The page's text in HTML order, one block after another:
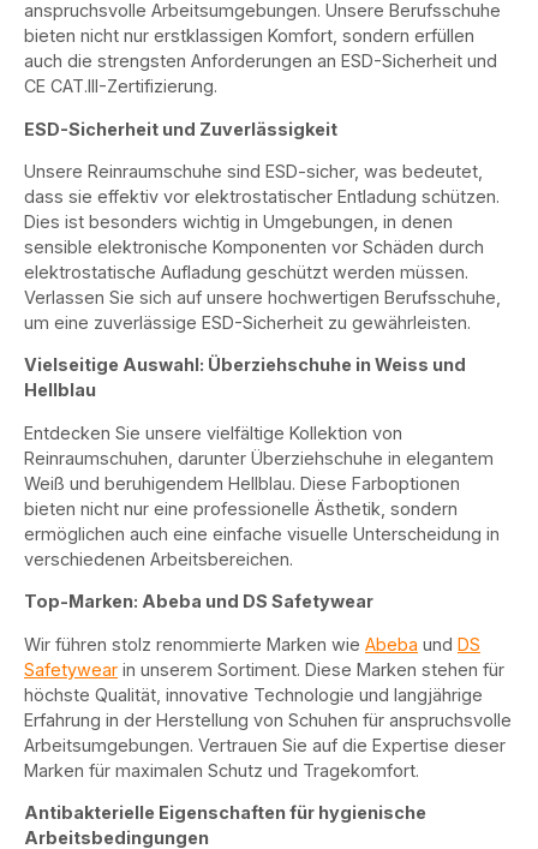
anspruchsvolle Arbeitsumgebungen. Unsere Berufsschuhe
bieten nicht nur erstklassigen Komfort, sondern erfüllen
auch die strengsten Anforderungen an ESD-Sicherheit und
CE CAT.III-Zertifizierung.
ESD-Sicherheit und Zuverlässigkeit
Unsere Reinraumschuhe sind ESD-sicher, was bedeutet,
dass sie effektiv vor elektrostatischer Entladung schützen.
Dies ist besonders wichtig in Umgebungen, in denen
sensible elektronische Komponenten vor Schäden durch
elektrostatische Aufladung geschützt werden müssen.
Verlassen Sie sich auf unsere hochwertigen Berufsschuhe,
um eine zuverlässige ESD-Sicherheit zu gewährleisten.
Vielseitige Auswahl: Überziehschuhe in Weiss und
Hellblau
Entdecken Sie unsere vielfältige Kollektion von
Reinraumschuhen, darunter Überziehschuhe in elegantem
Weiß und beruhigendem Hellblau. Diese Farboptionen
bieten nicht nur eine professionelle Ästhetik, sondern
ermöglichen auch eine einfache visuelle Unterscheidung in
verschiedenen Arbeitsbereichen.
Top-Marken: Abeba und DS Safetywear
Wir führen stolz renommierte Marken wie Abeba und DS
Safetywear in unserem Sortiment. Diese Marken stehen für
höchste Qualität, innovative Technologie und langjährige
Erfahrung in der Herstellung von Schuhen für anspruchsvolle
Arbeitsumgebungen. Vertrauen Sie auf die Expertise dieser
Marken für maximalen Schutz und Tragekomfort.
Antibakterielle Eigenschaften für hygienische
Arbeitsbedingungen